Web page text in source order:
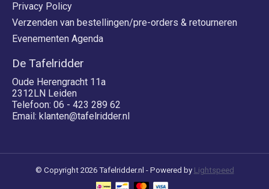
Privacy Policy
Verzenden van bestellingen/pre-orders & retourneren
Evenementen Agenda
De Tafelridder
Oude Herengracht 11a
2312LN Leiden
Telefoon: 06 - 423 289 62
Email: klanten@tafelridder.nl
© Copyright 2026 Tafelridder.nl - Powered by Lightspeed